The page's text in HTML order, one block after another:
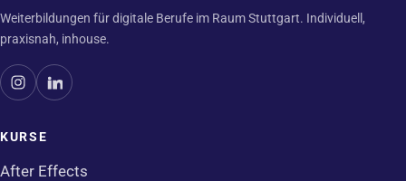
Weiterbildungen für digitale Berufe im Raum Stuttgart. Individuell,
praxisnah, inhouse.
KURSE
After Effects